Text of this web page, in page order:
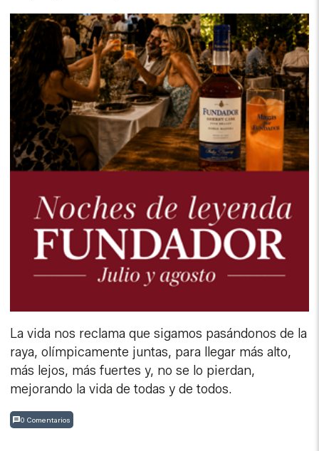
La vida nos reclama que sigamos pasándonos de la
raya, olímpicamente juntas, para llegar más alto,
más lejos, más fuertes y, no se lo pierdan,
mejorando la vida de todas y de todos.
0 Comentarios